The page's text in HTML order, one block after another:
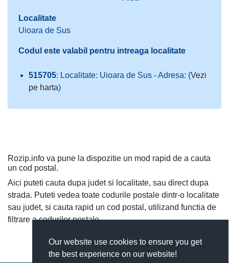
Our website use cookies to ensure you get
the best experience on our website!
Localitate
Uioara de Sus
Codul este valabil pentru intreaga localitate
515705: Localitate: Uioara de Sus - Adresa: (Vezi
pe harta)
Rozip.info va pune la dispozitie un mod rapid de a cauta
un cod postal.
Aici puteti cauta dupa judet si localitate, sau direct dupa
strada. Puteti vedea toate codurile postale dintr-o localitate
sau judet, si cauta rapid un cod postal, utilizand functia de
filtrare a codurilor postale.